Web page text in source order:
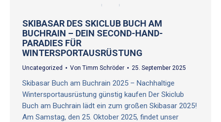
SKIBASAR DES SKICLUB BUCH AM
BUCHRAIN – DEIN SECOND-HAND-
PARADIES FÜR
WINTERSPORTAUSRÜSTUNG
Uncategorized Von Timm Schröder 25. September 2025
Skibasar Buch am Buchrain 2025 – Nachhaltige
Wintersportausrüstung günstig kaufen Der Skiclub
Buch am Buchrain lädt ein zum großen Skibasar 2025!
Am Samstag, den 25. Oktober 2025, findet unser